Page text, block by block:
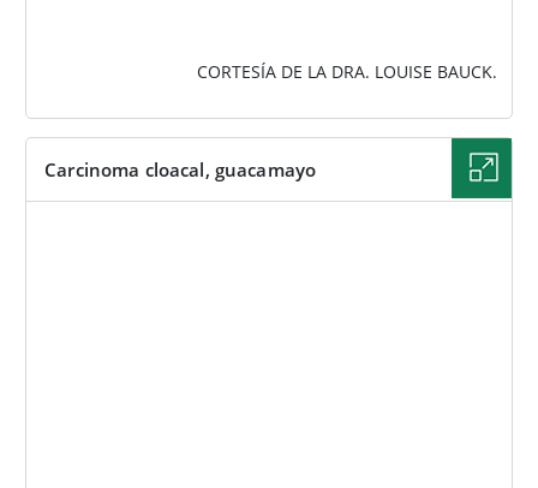
CORTESÍA DE LA DRA. LOUISE BAUCK.
Carcinoma cloacal, guacamayo